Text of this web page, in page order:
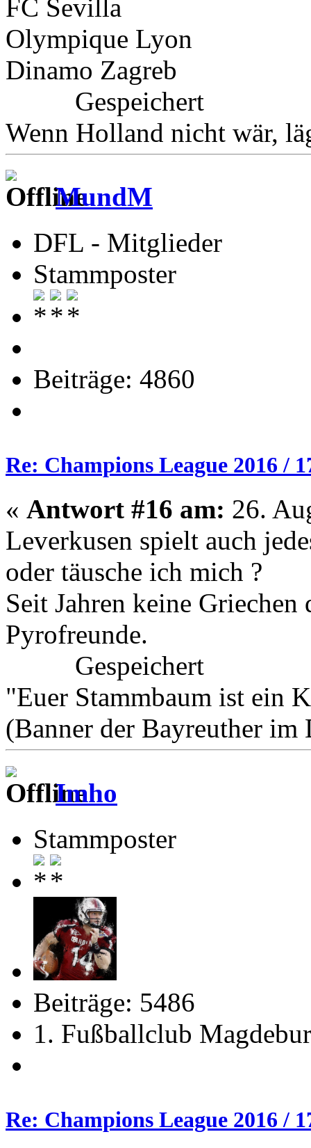
FC Sevilla
Olympique Lyon
Dinamo Zagreb
Gespeichert
Wenn Holland nicht wär,
MundM
DFL - Mitglieder
Stammposter
Beiträge: 4860
Re: Champions League 2016 /
« Antwort #16 am: 26.
Leverkusen spielt auch
oder täusche ich mich ?
Seit Jahren keine Griechen
Pyrofreunde.
Gespeichert
"Euer Stammbaum ist ein
(Banner der Bayreuther im
Imho
Stammposter
Beiträge: 5486
1. Fußballclub
Re: Champions League 2016 /